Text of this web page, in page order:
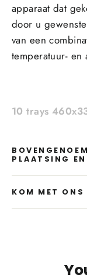
apparaat dat
door u
van een
temperatuur- en
10 trays
PLAATSING
KOM MET